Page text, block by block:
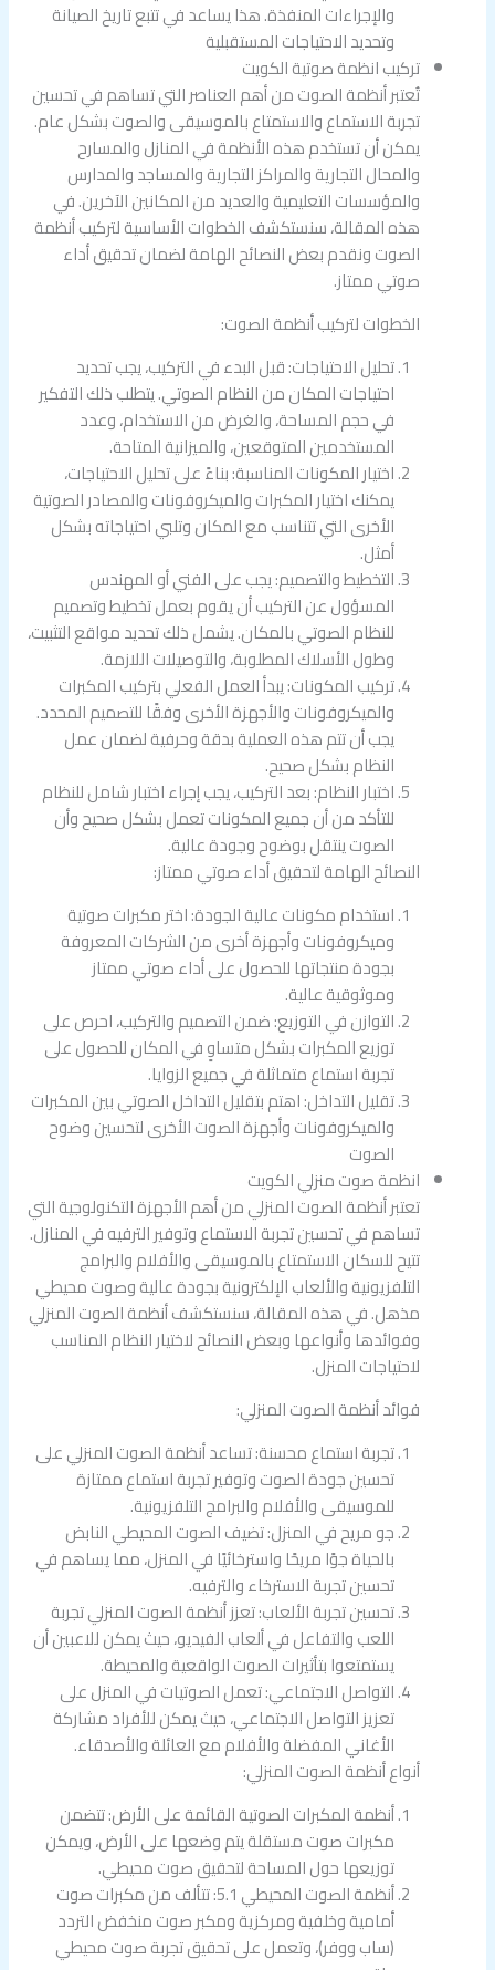
والإجراءات المنفذة. هذا يساعد في تتبع تاريخ الصيانة
وتحديد الاحتياجات المستقبلية
تركيب انظمة صوتية الكويت
تُعتبر أنظمة الصوت من أهم العناصر التي تساهم في تحسين
تجربة الاستماع والاستمتاع بالموسيقى والصوت بشكل عام.
يمكن أن تستخدم هذه الأنظمة في المنازل والمسارح
والمحال التجارية والمراكز التجارية والمساجد والمدارس
والمؤسسات التعليمية والعديد من المكانين الآخرين. في
هذه المقالة، سنستكشف الخطوات الأساسية لتركيب أنظمة
الصوت ونقدم بعض النصائح الهامة لضمان تحقيق أداء
صوتي ممتاز.
الخطوات لتركيب أنظمة الصوت:
تحليل الاحتياجات: قبل البدء في التركيب، يجب تحديد
احتياجات المكان من النظام الصوتي. يتطلب ذلك التفكير
في حجم المساحة، والغرض من الاستخدام، وعدد
المستخدمين المتوقعين، والميزانية المتاحة.
اختيار المكونات المناسبة: بناءً على تحليل الاحتياجات،
يمكنك اختيار المكبرات والميكروفونات والمصادر الصوتية
الأخرى التي تتناسب مع المكان وتلبي احتياجاته بشكل
أمثل.
التخطيط والتصميم: يجب على الفني أو المهندس
المسؤول عن التركيب أن يقوم بعمل تخطيط وتصميم
للنظام الصوتي بالمكان. يشمل ذلك تحديد مواقع التثبيت،
وطول الأسلاك المطلوبة، والتوصيلات اللازمة.
تركيب المكونات: يبدأ العمل الفعلي بتركيب المكبرات
والميكروفونات والأجهزة الأخرى وفقًا للتصميم المحدد.
يجب أن تتم هذه العملية بدقة وحرفية لضمان عمل
النظام بشكل صحيح.
اختبار النظام: بعد التركيب، يجب إجراء اختبار شامل للنظام
للتأكد من أن جميع المكونات تعمل بشكل صحيح وأن
الصوت ينتقل بوضوح وجودة عالية.
النصائح الهامة لتحقيق أداء صوتي ممتاز:
استخدام مكونات عالية الجودة: اختر مكبرات صوتية
وميكروفونات وأجهزة أخرى من الشركات المعروفة
بجودة منتجاتها للحصول على أداء صوتي ممتاز
وموثوقية عالية.
التوازن في التوزيع: ضمن التصميم والتركيب، احرص على
توزيع المكبرات بشكل متساوٍ في المكان للحصول على
تجربة استماع متماثلة في جميع الزوايا.
تقليل التداخل: اهتم بتقليل التداخل الصوتي بين المكبرات
والميكروفونات وأجهزة الصوت الأخرى لتحسين وضوح
الصوت
انظمة صوت منزلي الكويت
تعتبر أنظمة الصوت المنزلي من أهم الأجهزة التكنولوجية التي
تساهم في تحسين تجربة الاستماع وتوفير الترفيه في المنازل.
تتيح للسكان الاستمتاع بالموسيقى والأفلام والبرامج
التلفزيونية والألعاب الإلكترونية بجودة عالية وصوت محيطي
مذهل. في هذه المقالة، سنستكشف أنظمة الصوت المنزلي
وفوائدها وأنواعها وبعض النصائح لاختيار النظام المناسب
لاحتياجات المنزل.
فوائد أنظمة الصوت المنزلي:
تجربة استماع محسنة: تساعد أنظمة الصوت المنزلي على
تحسين جودة الصوت وتوفير تجربة استماع ممتازة
للموسيقى والأفلام والبرامج التلفزيونية.
جو مريح في المنزل: تضيف الصوت المحيطي النابض
بالحياة جوًا مريحًا واسترخائيًا في المنزل، مما يساهم في
تحسين تجربة الاسترخاء والترفيه.
تحسين تجربة الألعاب: تعزز أنظمة الصوت المنزلي تجربة
اللعب والتفاعل في ألعاب الفيديو، حيث يمكن للاعبين أن
يستمتعوا بتأثيرات الصوت الواقعية والمحيطة.
التواصل الاجتماعي: تعمل الصوتيات في المنزل على
تعزيز التواصل الاجتماعي، حيث يمكن للأفراد مشاركة
الأغاني المفضلة والأفلام مع العائلة والأصدقاء.
أنواع أنظمة الصوت المنزلي:
أنظمة المكبرات الصوتية القائمة على الأرض: تتضمن
مكبرات صوت مستقلة يتم وضعها على الأرض، ويمكن
توزيعها حول المساحة لتحقيق صوت محيطي.
أنظمة الصوت المحيطي 5.1: تتألف من مكبرات صوت
أمامية وخلفية ومركزية ومكبر صوت منخفض التردد
(ساب ووفر)، وتعمل على تحقيق تجربة صوت محيطي